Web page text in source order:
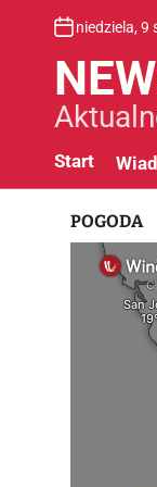
niedziela, 9
Start
POGODA